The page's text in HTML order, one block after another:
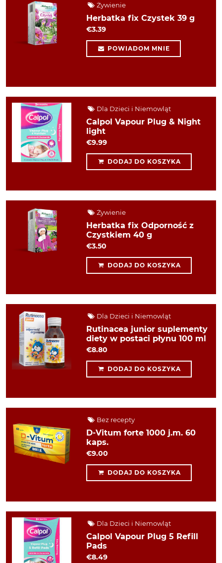
Żywienie
Herbatka fix Czystek 39 g
€3.39
POWIADOM MNIE
Dla Dzieci i Niemowląt
Calpol Vapour Plug & Night
light
€9.99
DODAJ DO KOSZYKA
Żywienie
Herbatka fix Odporność z
Czystkiem 40 g
€3.50
DODAJ DO KOSZYKA
Dla Dzieci i Niemowląt
Rutinacea junior suplementy
diety w postaci płynu 100 ml
€8.80
DODAJ DO KOSZYKA
Bez recepty
D-Vitum forte 1000 j.m. 60
kaps.
€9.00
DODAJ DO KOSZYKA
Dla Dzieci i Niemowląt
Calpol Vapour Plug 5 Refill
Pads
€8.49